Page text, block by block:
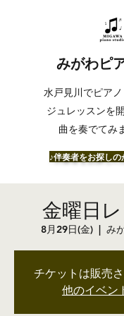
みがわピ
水戸見川でピア
ジュレッスンを
曲を奏でてみ
​♪伴奏者をお探し
金曜日
8月29日(金)
  |
み
チケットは販売
他のイベン